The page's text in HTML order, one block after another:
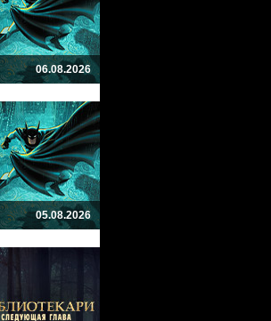
06.08.2026
05.08.2026